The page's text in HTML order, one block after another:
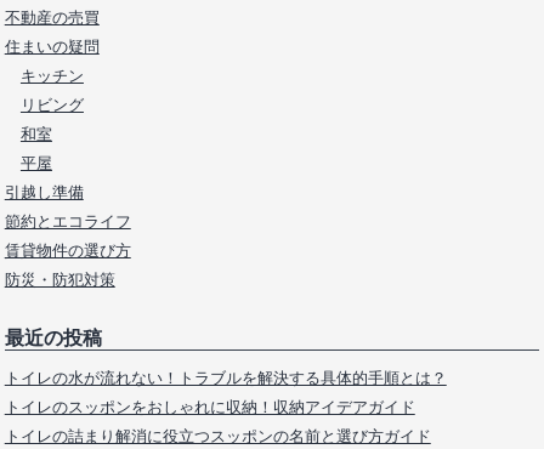
不動産の売買
住まいの疑問
キッチン
リビング
和室
平屋
引越し準備
節約とエコライフ
賃貸物件の選び方
防災・防犯対策
最近の投稿
トイレの水が流れない！トラブルを解決する具体的手順とは？
トイレのスッポンをおしゃれに収納！収納アイデアガイド
トイレの詰まり解消に役立つスッポンの名前と選び方ガイド